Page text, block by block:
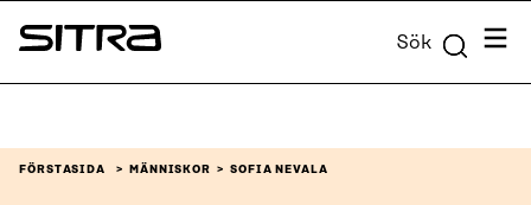
Skip to
content
Sitra Sök Meny
FÖRSTASIDA MÄNNISKOR SOFIA NEVALA